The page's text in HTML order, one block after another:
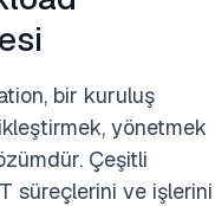
bir kuruluş
yönetmek
Çeşitli
süreçlerini ve işlerini